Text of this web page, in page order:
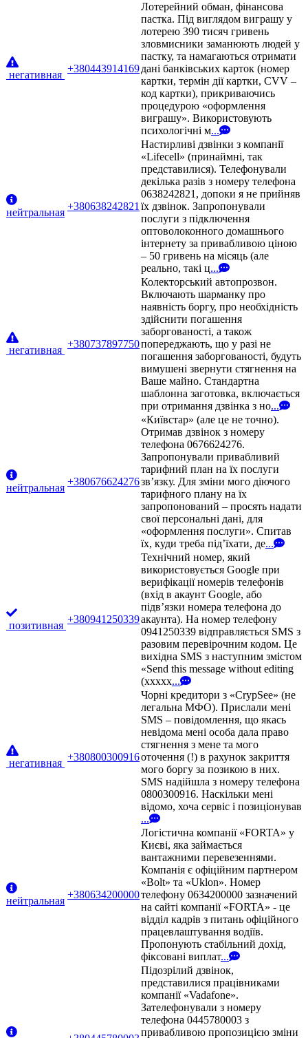
негативная
+380443914169
Лотерейний обман, фінансова
пастка. Під виглядом виграшу у
лотерею 390 тисяч гривень
зловмисники заманюють людей у
пастку, та намагаються отримати
дані банківських карток (номер
картки, термін дії картки, CVV –
код картки), прикриваючись
процедурою «оформлення
виграшу». Використовують
психологічні м...
нейтральная
+380638242821
Настирливі дзвінки з компанії
«Lifecell» (принаймні, так
представилися). Телефонували
декілька разів з номеру телефона
0638242821, допоки я не прийняв
їх дзвінок. Запропонували
послуги з підключення
оптоволоконного домашнього
інтернету за привабливою ціною
– 50 гривень на місяць (але
реально, такі ц...
негативная
+380737897750
Колекторський автопрозвон.
Включають шарманку про
наявність боргу, про необхідність
здійснити погашення
заборгованості, а також
попереджають, що у разі не
погашення заборгованості, будуть
вимушені звернути стягнення на
Ваше майно. Стандартна
шаблонна заготовка, включається
при отримання дзвінка з но...
нейтральная
+380676624276
«Київстар» (але це не точно).
Отримав дзвінок з номеру
телефона 0676624276.
Запропонували привабливий
тарифний план на їх послуги
зв’язку. Для зміни мого діючого
тарифного плану на їх
запропонований – просять надати
свої персональні дані, для
«оформлення послуги». Спитав
їх, куди треба під’їхати, де...
позитивная
+380941250339
Технічний номер, який
використовується Google при
верифікації номерів телефонів
(вхід в акаунт Google, або
підв’язки номера телефона до
акаунта). На номер телефону
0941250339 відправляється SMS з
разовим перевірочним кодом. Це
вихідна SMS з наступним змістом
«Send this message without editing
(xxxxx...
негативная
+380800300916
Чорні кредитори з «CrypSee» (не
легальна МФО). Прислали мені
SMS – повідомлення, що якась
невідома мені особа дала право
стягнення з мене та мого
оточення (!) в рахунок закриття
мого боргу за позикою в них.
SMS надійшла з номеру телефона
0800300916. Наскільки мені
відомо, хоча сервіс і позиціонував
...
нейтральная
+380634200000
Логістична компанії «FORTA» у
Києві, яка займається
вантажними перевезеннями.
Компанія є офіційним партнером
«Bolt» та «Uklon». Номер
телефону 0634200000 зазначений
на сайті компанії «FORTA» - це
відділ кадрів з питань офіційного
працевлаштування водіїв.
Пропонують стабільний дохід,
фіксовані виплат...
Підозрілий дзвінок,
представилися працівниками
компанії «Vadafone».
Зателефонували з номеру
телефона 0445780003 з
привабливою пропозицією зміни